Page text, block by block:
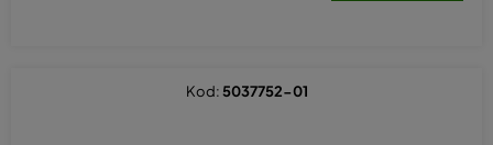
Kod: 5037752-01